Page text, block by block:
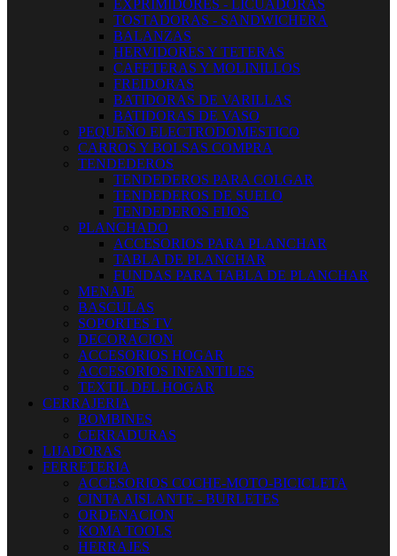
EXPRIMIDORES - LICUADORAS
TOSTADORAS - SANDWICHERA
BALANZAS
HERVIDORES Y TETERAS
CAFETERAS Y MOLINILLOS
FREIDORAS
BATIDORAS DE VARILLAS
BATIDORAS DE VASO
PEQUEÑO ELECTRODOMESTICO
CARROS Y BOLSAS COMPRA
TENDEDEROS
TENDEDEROS PARA COLGAR
TENDEDEROS DE SUELO
TENDEDEROS FIJOS
PLANCHADO
ACCESORIOS PARA PLANCHAR
TABLA DE PLANCHAR
FUNDAS PARA TABLA DE PLANCHAR
MENAJE
BASCULAS
SOPORTES TV
DECORACION
ACCESORIOS HOGAR
ACCESORIOS INFANTILES
TEXTIL DEL HOGAR
CERRAJERIA
BOMBINES
CERRADURAS
LIJADORAS
FERRETERIA
ACCESORIOS COCHE-MOTO-BICICLETA
CINTA AISLANTE - BURLETES
ORDENACION
KOMA TOOLS
HERRAJES